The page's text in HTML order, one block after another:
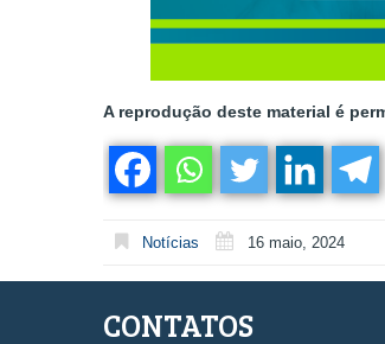
A reprodução deste material é
Notícias 16 maio, 2024
CONTATOS